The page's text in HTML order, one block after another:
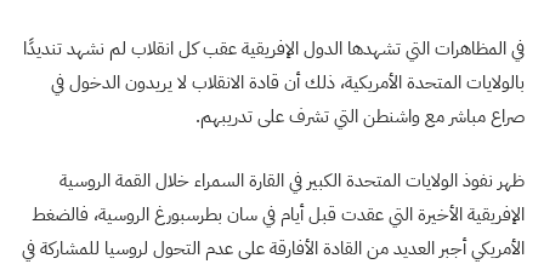
في المظاهرات التي تشهدها الدول الإفريقية عقب كل انقلاب لم نشهد تنديدًا
بالولايات المتحدة الأمريكية، ذلك أن قادة الانقلاب لا يريدون الدخول في
صراع مباشر مع واشنطن التي تشرف على تدريبهم.
ظهر نفوذ الولايات المتحدة الكبير في القارة السمراء خلال القمة الروسية
الإفريقية الأخيرة التي عقدت قبل أيام في سان بطرسبورغ الروسية، فالضغط
الأمريكي أجبر العديد من القادة الأفارقة على عدم التحول لروسيا للمشاركة في